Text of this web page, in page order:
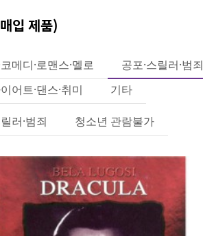
입 제품)
메디·로맨스·멜로 공포·스릴러·범죄
어트·댄스·취미
기타
러·범죄 청소년 관람불가